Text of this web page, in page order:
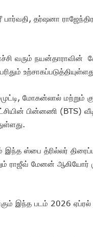
தர்ஷனா
வரும் நயன்தாராவின்
மோகன்லால்
பின்னணி (BTS)
ஸ்பை த்ரில்லர்
ராஜீவ் மேனன் ஆகியோர்
இந்த படம் 2026